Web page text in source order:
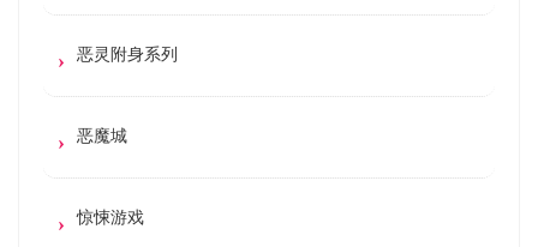
恶灵附身系列
恶魔城
惊悚游戏